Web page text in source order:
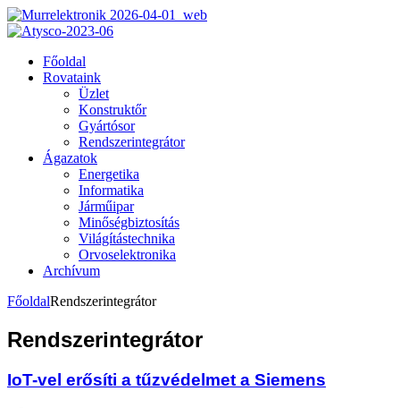
Főoldal
Rovataink
Üzlet
Konstruktőr
Gyártósor
Rendszerintegrátor
Ágazatok
Energetika
Informatika
Járműipar
Minőségbiztosítás
Világítástechnika
Orvoselektronika
Archívum
FőoldalRendszerintegrátor
Rendszerintegrátor
IoT-vel erősíti a tűzvédelmet a Siemens